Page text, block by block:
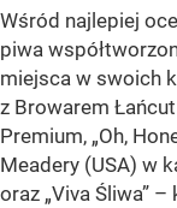
Wśród najlepiej
piwa
miejsca w swoich
z Browarem
Premium, „Oh,
Meadery (USA) w
oraz „Viva Śliwa”